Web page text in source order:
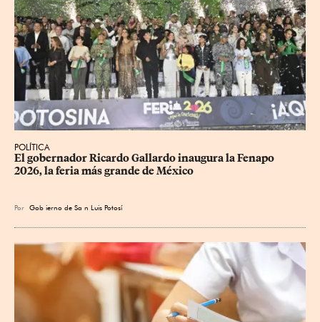
POLÍTICA
​El gobernador Ricardo Gallardo inaugura la Fenapo
2026, la feria más grande de México
Por Gob ierno de Sa n Luis Potosí